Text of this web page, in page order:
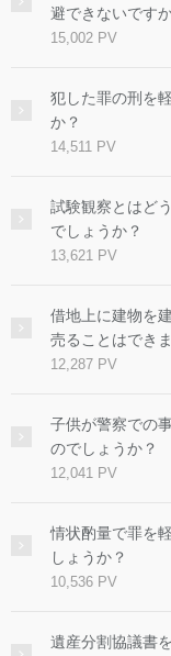
避できないです
15,002 PV
犯した罪の刑を
か？
14,511 PV
試験観察とはど
でしょうか？
13,621 PV
借地上に建物を
売ることはでき
12,287 PV
子供が警察での
のでしょうか？
12,041 PV
情状酌量で罪を
しょうか？
10,536 PV
遺産分割協議書